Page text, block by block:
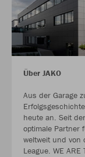
Über JAKO
Aus der Garage
heute an. Seit
optimale Partner
weltweit und von
League. WE ARE